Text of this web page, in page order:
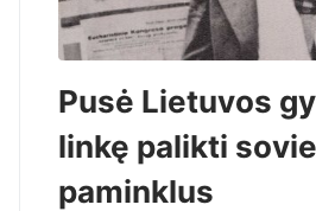
Pusė Lietuvos
linkę palikti
paminklus